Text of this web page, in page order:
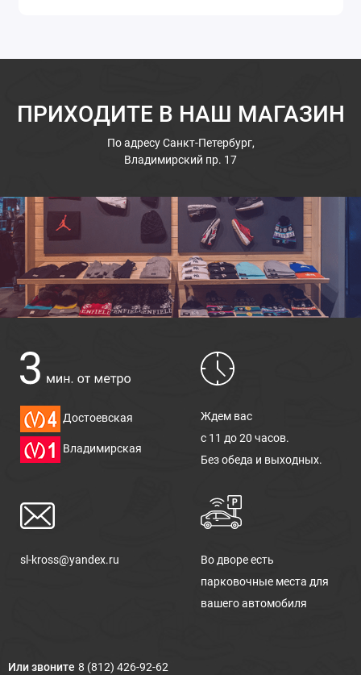
ПРИХОДИТЕ В НАШ МАГАЗИН
По адресуСанкт-Петербург,
Владимирский пр. 17
Достоевская
Владимирская
Ждем вас
с 11 до 20 часов.
Без обеда и выходных.
sl-kross@yandex.ru
Во дворе есть
парковочные места для
вашего автомобиля
Или звоните 8 (812) 426-92-62